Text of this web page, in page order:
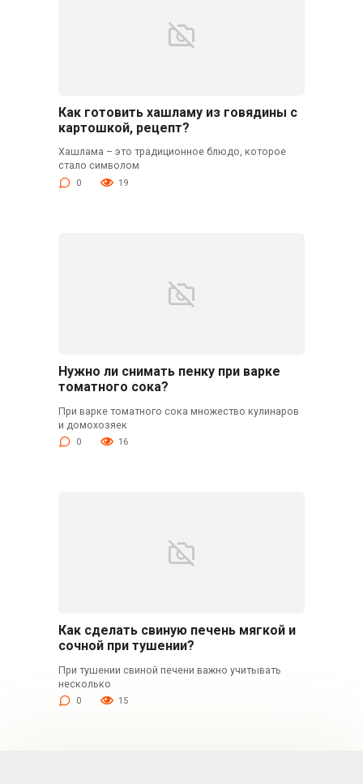
Как готовить хашламу из говядины с
картошкой, рецепт?
Хашлама – это традиционное блюдо, которое
стало символом
0 19
Нужно ли снимать пенку при варке
томатного сока?
При варке томатного сока множество кулинаров
и домохозяек
0 16
Как сделать свиную печень мягкой и
сочной при тушении?
При тушении свиной печени важно учитывать
несколько
0 15